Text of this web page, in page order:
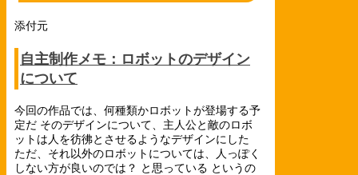
添付元
自主制作メモ：ロボットのデザイン
について
今回の作品では、何種類かロボットが登場する予
定だ そのデザインについて、主人公と敵のロボ
ットは人を彷彿とさせるようなデザインにした
ただ、それ以外のロボットについては、人っぽく
しない方が良いのでは？ と思っている というの